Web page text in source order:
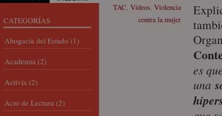
TAC, Vídeos, Violencia
contra la mujer
es
una
CATEGORÍAS
Abogacía del Estado (1)
Academia (2)
Activia (2)
Acto de Lectura (2)